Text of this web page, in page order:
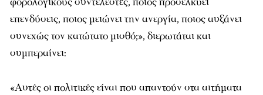
επενδύσεις, ποιος μειώνει την ανεργία, ποιος αυξάνει
συνεχώς τον κατώτατο μισθό;», διερωτάται και
συμπεραίνει:
«Αυτές οι πολιτικές είναι που απαντούν στα αιτήματα